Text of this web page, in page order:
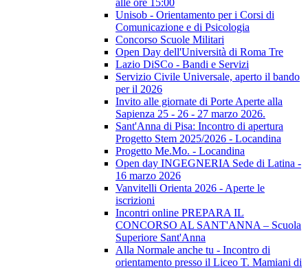
alle ore 15:00
Unisob - Orientamento per i Corsi di
Comunicazione e di Psicologia
Concorso Scuole Militari
Open Day dell'Università di Roma Tre
Lazio DiSCo - Bandi e Servizi
Servizio Civile Universale, aperto il bando
per il 2026
Invito alle giornate di Porte Aperte alla
Sapienza 25 - 26 - 27 marzo 2026.
Sant'Anna di Pisa: Incontro di apertura
Progetto Stem 2025/2026 - Locandina
Progetto Me.Mo. - Locandina
Open day INGEGNERIA Sede di Latina -
16 marzo 2026
Vanvitelli Orienta 2026 - Aperte le
iscrizioni
Incontri online PREPARA IL
CONCORSO AL SANT'ANNA – Scuola
Superiore Sant'Anna
Alla Normale anche tu - Incontro di
orientamento presso il Liceo T. Mamiani di